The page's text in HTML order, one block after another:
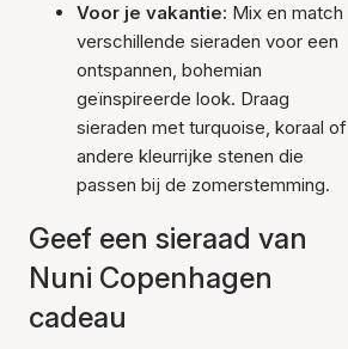
Voor je vakantie: Mix en match
verschillende sieraden voor een
ontspannen, bohemian
geïnspireerde look. Draag
sieraden met turquoise, koraal of
andere kleurrijke stenen die
passen bij de zomerstemming.
Geef een sieraad van
Nuni Copenhagen
cadeau